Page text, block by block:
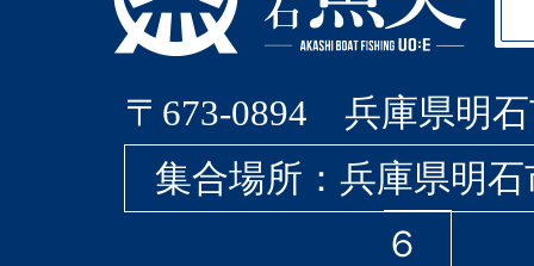
〒673-0894 兵庫県明石
集合場所：兵庫県明
６